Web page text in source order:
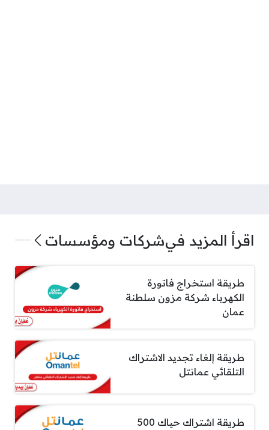
اقرأ المزيد فيشركات ومؤسسات
طريقة استخراج فاتورة
الكهرباء شركة مزون سلطنة
عمان
طريقة إلغاء تجديد الاشتراك
التلقائي عمانتل
طريقة اشتراك حياك 500